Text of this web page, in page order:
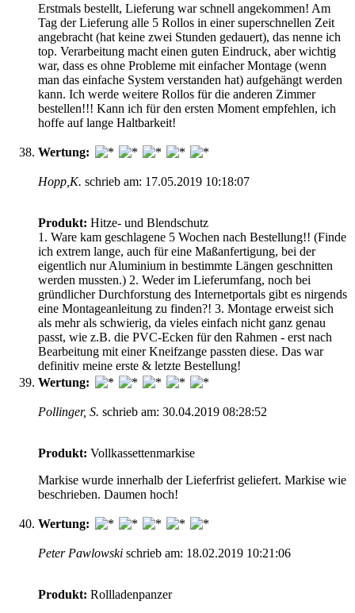
Erstmals bestellt, Lieferung war schnell angekommen! Am
Tag der Lieferung alle 5 Rollos in einer superschnellen Zeit
angebracht (hat keine zwei Stunden gedauert), das nenne ich
top. Verarbeitung macht einen guten Eindruck, aber wichtig
war, dass es ohne Probleme mit einfacher Montage (wenn
man das einfache System verstanden hat) aufgehängt werden
kann. Ich werde weitere Rollos für die anderen Zimmer
bestellen!!! Kann ich für den ersten Moment empfehlen, ich
hoffe auf lange Haltbarkeit!
Wertung:
Hopp,K. schrieb am: 17.05.2019 10:18:07
Produkt: Hitze- und Blendschutz
1. Ware kam geschlagene 5 Wochen nach Bestellung!! (Finde
ich extrem lange, auch für eine Maßanfertigung, bei der
eigentlich nur Aluminium in bestimmte Längen geschnitten
werden mussten.) 2. Weder im Lieferumfang, noch bei
gründlicher Durchforstung des Internetportals gibt es nirgends
eine Montageanleitung zu finden?! 3. Montage erweist sich
als mehr als schwierig, da vieles einfach nicht ganz genau
passt, wie z.B. die PVC-Ecken für den Rahmen - erst nach
Bearbeitung mit einer Kneifzange passten diese. Das war
definitiv meine erste & letzte Bestellung!
Wertung:
Pollinger, S. schrieb am: 30.04.2019 08:28:52
Produkt: Vollkassettenmarkise
Markise wurde innerhalb der Lieferfrist geliefert. Markise wie
beschrieben. Daumen hoch!
Wertung:
Peter Pawlowski schrieb am: 18.02.2019 10:21:06
Produkt: Rollladenpanzer